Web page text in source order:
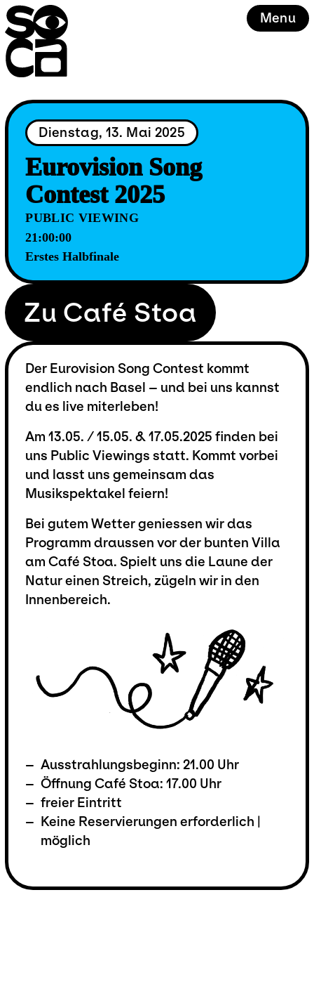
Skip
to
content
Menu
Dienstag, 13. Mai 2025
Eurovision Song
Contest 2025
PUBLIC VIEWING
21:00:00
Erstes Halbfinale
Zu Café Stoa
Der Eurovision Song Contest kommt
endlich nach Basel – und bei uns kannst
du es live miterleben!
Am 13.05. / 15.05. & 17.05.2025 finden bei
uns Public Viewings statt. Kommt vorbei
und lasst uns gemeinsam das
Musikspektakel feiern!
Bei gutem Wetter geniessen wir das
Programm draussen vor der bunten Villa
am Café Stoa. Spielt uns die Laune der
Natur einen Streich, zügeln wir in den
Innenbereich.
Ausstrahlungsbeginn: 21.00 Uhr
Öffnung Café Stoa: 17.00 Uhr
freier Eintritt
Keine Reservierungen erforderlich |
möglich